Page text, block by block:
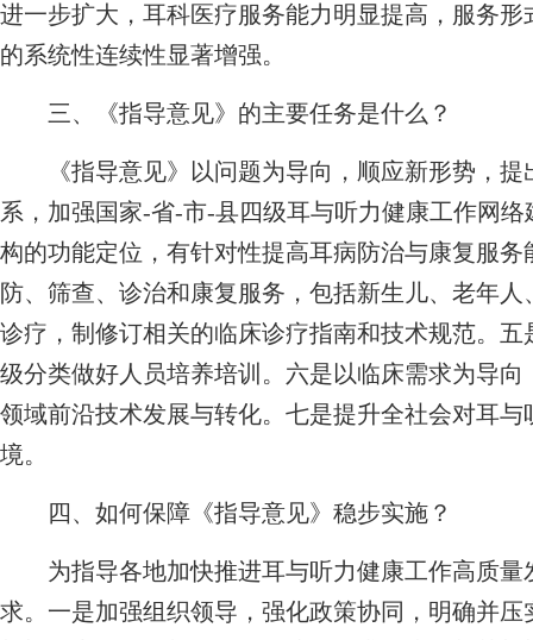
进一步扩大，耳科医疗服务能力明显提高，服务
的系统性连续性显著增强。
三、《指导意见》的主要任务是什么？
《指导意见》以问题为导向，顺应新形势，提
系，加强国家-省-市-县四级耳与听力健康工作网
构的功能定位，有针对性提高耳病防治与康复服
防、筛查、诊治和康复服务，包括新生儿、老年
诊疗，制修订相关的临床诊疗指南和技术规范。
级分类做好人员培养培训。六是以临床需求为导
领域前沿技术发展与转化。七是提升全社会对耳
境。
四、如何保障《指导意见》稳步实施？
为指导各地加快推进耳与听力健康工作高质量
求。一是加强组织领导，强化政策协同，明确并